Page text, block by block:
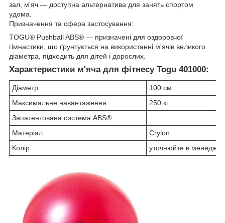
зал, м'яч — доступна альтернатива для занять спортом
удома.
Призначення та сфера застосування:
TOGU® Pushball ABS® — призначені для оздоровчої
гімнастики, що ґрунтується на використанні м'ячів великого
діаметра, підходить для дітей і дорослих.
Характеристики м'яча для фітнесу Togu 401000:
Діаметр
100 см
Максимальне навантаження
250 кг
Запатентована система ABS®
Матеріал
Crylon
Колір
уточнюйте в